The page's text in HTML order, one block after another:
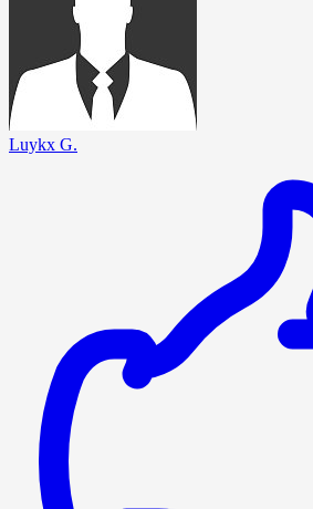
Luykx G.